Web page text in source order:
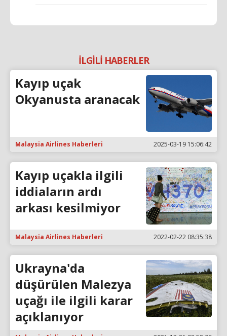
İLGİLİ HABERLER
Kayıp uçak
Okyanusta aranacak
Malaysia Airlines Haberleri 2025-03-19 15:06:42
Kayıp uçakla ilgili
iddiaların ardı
arkası kesilmiyor
Malaysia Airlines Haberleri 2022-02-22 08:35:38
Ukrayna'da
düşürülen Malezya
uçağı ile ilgili karar
açıklanıyor